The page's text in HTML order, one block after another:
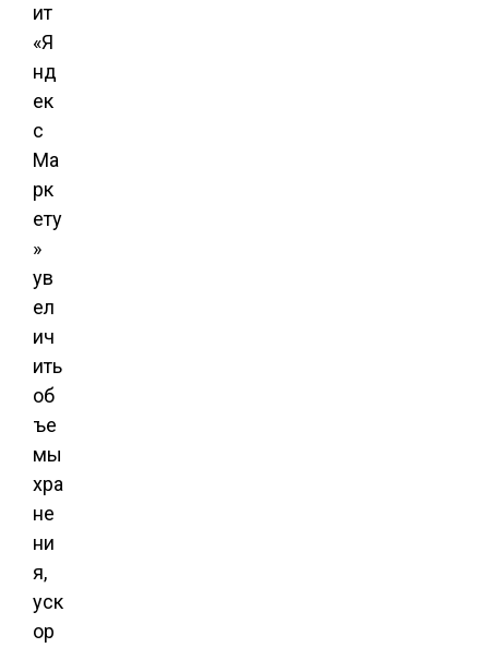
ит
«Я
нд
ек
с
Ма
рк
ету
»
ув
ел
ич
ить
об
ъе
мы
хра
не
ни
я,
уск
ор